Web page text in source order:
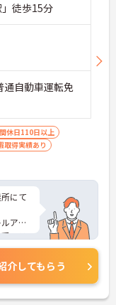
徒歩15分
自動車運転免
休日110日以上
取得実績あり
にて
アッ
、ス
さ
介してもらう